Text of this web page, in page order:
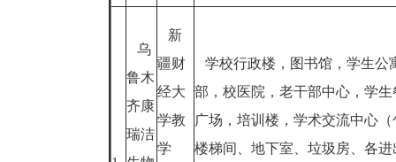
乌
鲁木
齐康
瑞洁
新
疆财
经大
学教
学
学校行政楼，图书馆，学生公
部，校医院，老干部中心，学
广场，培训楼，学术交流中心
楼梯间、地下室、垃圾房、各